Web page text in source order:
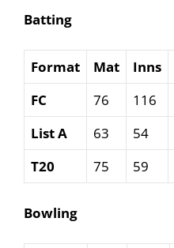
Batting
Format Mat Inns
FC
76 116
List A
63 54
T20
75 59
Bowling